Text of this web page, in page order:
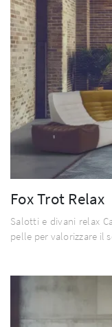
Fox Trot Relax
Salotti e divani relax
pelle per valorizzare il